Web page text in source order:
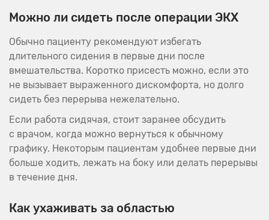
Можно ли сидеть после операции ЭКХ
Обычно пациенту рекомендуют избегать
длительного сидения в первые дни после
вмешательства. Коротко присесть можно, если это
не вызывает выраженного дискомфорта, но долго
сидеть без перерыва нежелательно.
Если работа сидячая, стоит заранее обсудить
с врачом, когда можно вернуться к обычному
графику. Некоторым пациентам удобнее первые дни
больше ходить, лежать на боку или делать перерывы
в течение дня.
Как ухаживать за областью